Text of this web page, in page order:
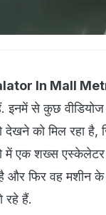
In Mall
इनमें से कुछ वीडियोज
देखने को मिल रहा
में एक शख्स
और फिर वह मशीन
रहे हैं.